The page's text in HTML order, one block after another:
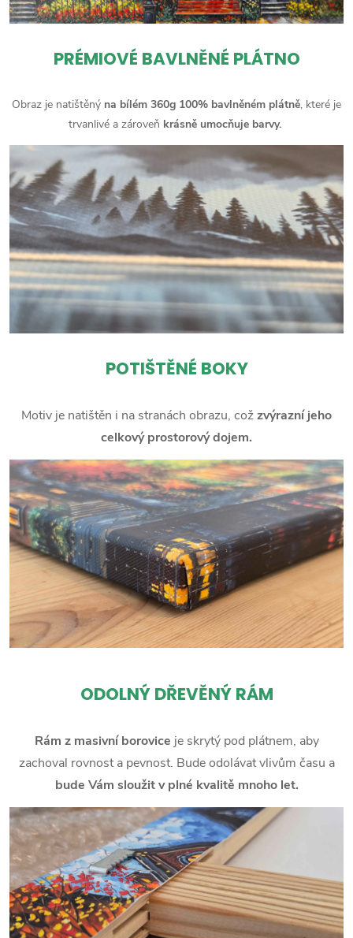
PRÉMIOVÉ BAVLNĚNÉ PLÁTNO
Obraz je natištěný na bílém 360g 100% bavlněném plátně, které je
trvanlivé a zároveň krásně umocňuje barvy.
POTIŠTĚNÉ BOKY
Motiv je natištěn i na stranách obrazu, cožzvýrazní jeho
celkový prostorový dojem.
ODOLNÝ DŘEVĚNÝ RÁM
Rám z masivní borovice je skrytý pod plátnem, aby
zachoval rovnost a pevnost. Bude odolávat vlivům času a
bude Vám sloužit v plné kvalitě mnoho let.